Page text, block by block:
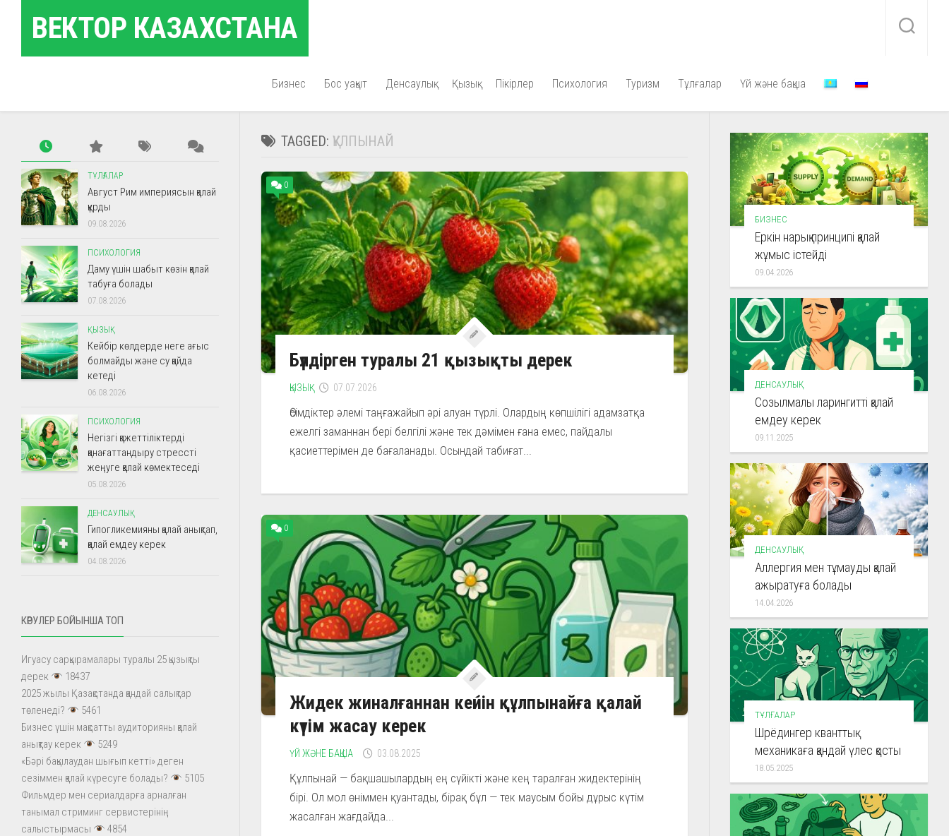
contentВЕКТОР КАЗАХСТАНА
Бизнес Бос уақыт Денсаулық Қызық Пікірлер Психология Туризм Тұлғалар Үй және бақша
TAGGED: ҚҰЛПЫНАЙ
0
Бүлдірген туралы 21 қызықты дерек
ҚЫЗЫҚ 07.07.2026
Өсімдіктер әлемі таңғажайып әрі алуан түрлі. Олардың көпшілігі адамзатқа
ежелгі заманнан бері белгілі және тек дәмімен ғана емес, пайдалы
қасиеттерімен де бағаланады. Осындай табиғат...
0
Жидек жиналғаннан кейін құлпынайға қалай
күтім жасау керек
ҮЙ ЖӘНЕ БАҚША 03.08.2025
Құлпынай — бақшашылардың ең сүйікті және кең таралған жидектерінің
бірі. Ол мол өніммен қуантады, бірақ бұл — тек маусым бойы дұрыс күтім
жасалған жағдайда...
ТҰЛҒАЛАР
Август Рим империясын қалай
құрды
09.08.2026
ПСИХОЛОГИЯ
Даму үшін шабыт көзін қалай
табуға болады
07.08.2026
ҚЫЗЫҚ
Кейбір көлдерде неге ағыс
болмайды және су қайда
кетеді
06.08.2026
ПСИХОЛОГИЯ
Негізгі қажеттіліктерді
қанағаттандыру стрессті
жеңуге қалай көмектеседі
05.08.2026
ДЕНСАУЛЫҚ
Гипогликемияны қалай анықтап,
қалай емдеу керек
04.08.2026
КӨРУЛЕР БОЙЫНША ТОП
Игуасу сарқырамалары туралы 25 қызықты
дерек
18437
2025 жылы Қазақстанда қандай салықтар
төленеді?
5461
Бизнес үшін мақсатты аудиторияны қалай
анықтау керек
5249
«Бәрі бақылаудан шығып кетті» деген
сезіммен қалай күресуге болады?
5105
Фильмдер мен сериалдарға арналған
танымал стриминг сервистерінің
салыстырмасы
4854
БИЗНЕС
Еркін нарық принципі қалай
жұмыс істейді
09.04.2026
ДЕНСАУЛЫҚ
Созылмалы ларингитті қалай
емдеу керек
09.11.2025
ДЕНСАУЛЫҚ
Аллергия мен тұмауды қалай
ажыратуға болады
14.04.2026
ТҰЛҒАЛАР
Шрёдингер кванттық
механикаға қандай үлес қосты
18.05.2025